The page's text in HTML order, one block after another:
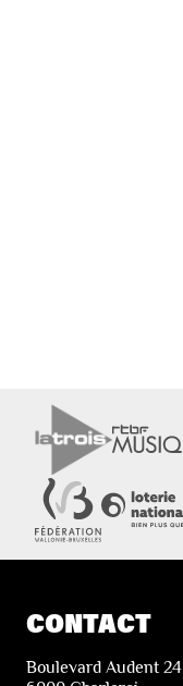
CONTACT
Boulevard Audent 24